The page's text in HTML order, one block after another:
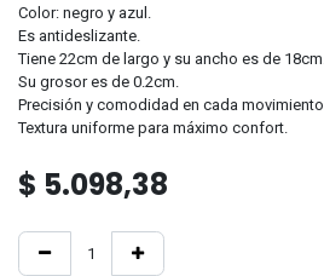
Color: negro y azul.
Es antideslizante.
Tiene 22cm de largo y su ancho es de 18cm.
Su grosor es de 0.2cm.
Precisión y comodidad en cada movimiento.
Textura uniforme para máximo confort.
$ 5.098,38